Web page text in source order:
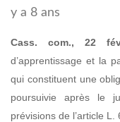
y a 8 ans
Cass. com., 22
d’apprentissage et la
qui constituent une
poursuivie après le
prévisions de l’article L.